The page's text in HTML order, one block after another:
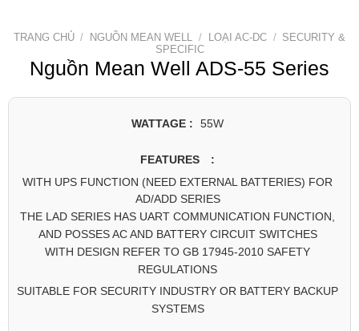
TRANG CHỦ / NGUỒN MEAN WELL / LOẠI AC-DC / SECURITY &
SPECIFIC
Nguồn Mean Well ADS-55 Series
WATTAGE : 55W
FEATURES :
WITH UPS FUNCTION (NEED EXTERNAL BATTERIES) FOR
AD/ADD SERIES
THE LAD SERIES HAS UART COMMUNICATION FUNCTION,
AND POSSES AC AND BATTERY CIRCUIT SWITCHES
WITH DESIGN REFER TO GB 17945-2010 SAFETY
REGULATIONS
SUITABLE FOR SECURITY INDUSTRY OR BATTERY BACKUP
SYSTEMS